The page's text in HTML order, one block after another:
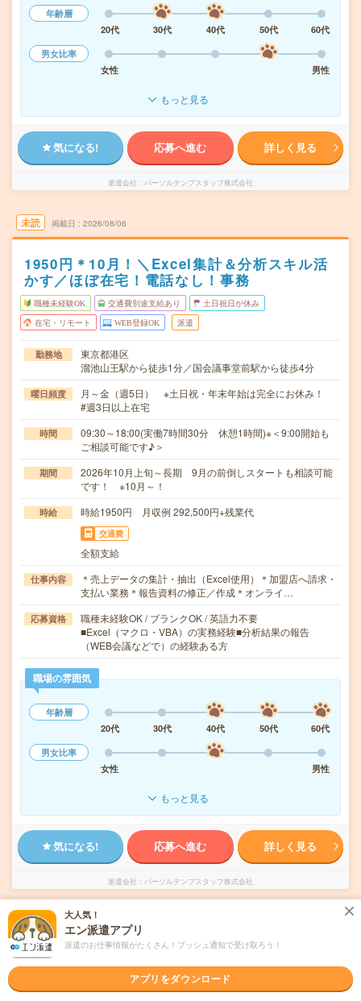
年齢層
20代
30代 40代 50代
60代
男女比率
女性
男性
もっと見る
気になる! 応募へ進む 詳しく見る
派遣会社 パーソルテンプスタッフ株式会社
未読 掲載日 2026/08/06
1950円＊10月！＼Excel集計＆分析スキル活
かす／ほぼ在宅！電話なし！事務
職種未経験OK 交通費別途支給あり 土日祝日が休み
在宅・リモート WEB登録OK 派遣
勤務地
東京都港区
溜池山王駅から徒歩1分／国会議事堂前駅から徒歩4分
曜日頻度
月～金（週5日） ※土日祝・年末年始は完全にお休み！
#週3日以上在宅
時間
09:30～18:00(実働7時間30分 休憩1時間)※＜9:00開始も
ご相談可能です♪＞
期間
2026年10月上旬～長期 9月の前倒しスタートも相談可能
です！ ※10月～！
時給 時給1950円 月収例 292,500円+残業代
交通費
全額支給
仕事内容
＊売上データの集計・抽出（Excel使用）＊加盟店へ請求・
支払い業務＊報告資料の修正／作成＊オンライ…
応募資格
職種未経験OK / ブランクOK / 英語力不要
■Excel（マクロ・VBA）の実務経験■分析結果の報告
（WEB会議などで）の経験ある方
職場の雰囲気
年齢層
20代
30代 40代 50代
60代
男女比率
女性
男性
もっと見る
気になる! 応募へ進む 詳しく見る
派遣会社 パーソルテンプスタッフ株式会社
未読 掲載日 2026/08/06
1950円＊〈ほぼ在宅〉Excel(マクロ・VBA)
集計・分析スキル活かす！
大人気！
エン派遣アプリ
派遣のお仕事情報がたくさん！プッシュ通知で受け取ろう！
アプリをダウンロード